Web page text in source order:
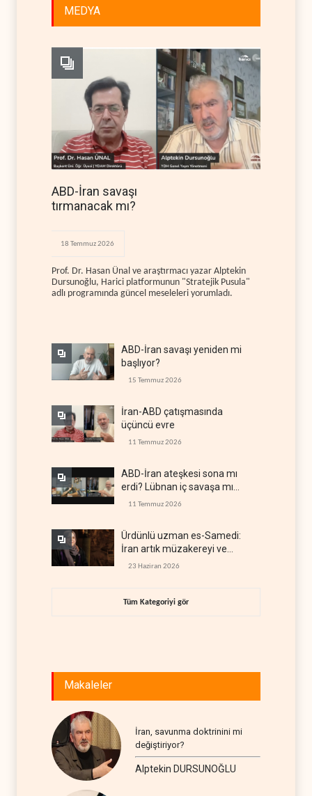
MEDYA
ABD-İran savaşı
tırmanacak mı?
18 Temmuz 2026
Prof. Dr. Hasan Ünal ve araştırmacı yazar Alptekin
Dursunoğlu, Harici platformunun "Stratejik Pusula"
adlı programında güncel meseleleri yorumladı.
ABD-İran savaşı yeniden mi
başlıyor?
15 Temmuz 2026
İran-ABD çatışmasında
üçüncü evre
11 Temmuz 2026
ABD-İran ateşkesi sona mı
erdi? Lübnan iç savaşa mı
gidiyor?
11 Temmuz 2026
Ürdünlü uzman es-Samedi:
İran artık müzakereyi ve
çatışmayı aynı anda yürütüyor
23 Haziran 2026
Tüm Kategoriyi gör
Makaleler
İran, savunma doktrinini mi
değiştiriyor?
Alptekin DURSUNOĞLU